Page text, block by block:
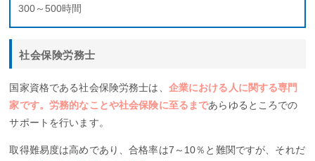
300～500時間
社会保険労務士
国家資格である社会保険労務士は、 企業における人に関する専門
家です。労務的なことや社会保険に至るまであらゆるところでの
サポートを行います。
取得難易度は高めであり、合格率は7～10％と難関ですが、それだ